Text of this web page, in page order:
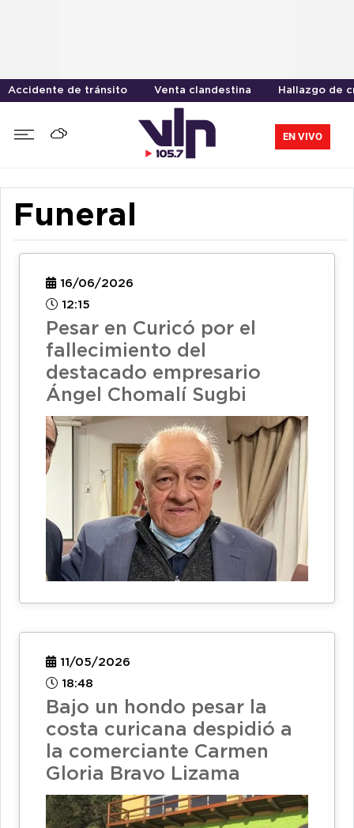
Accidente de tránsito Venta clandestina Hallazgo de
EN VIVO
Funeral
16/06/2026
12:15
Pesar en Curicó por el
fallecimiento del
destacado empresario
Ángel Chomalí Sugbi
11/05/2026
18:48
Bajo un hondo pesar la
costa curicana despidió a
la comerciante Carmen
Gloria Bravo Lizama